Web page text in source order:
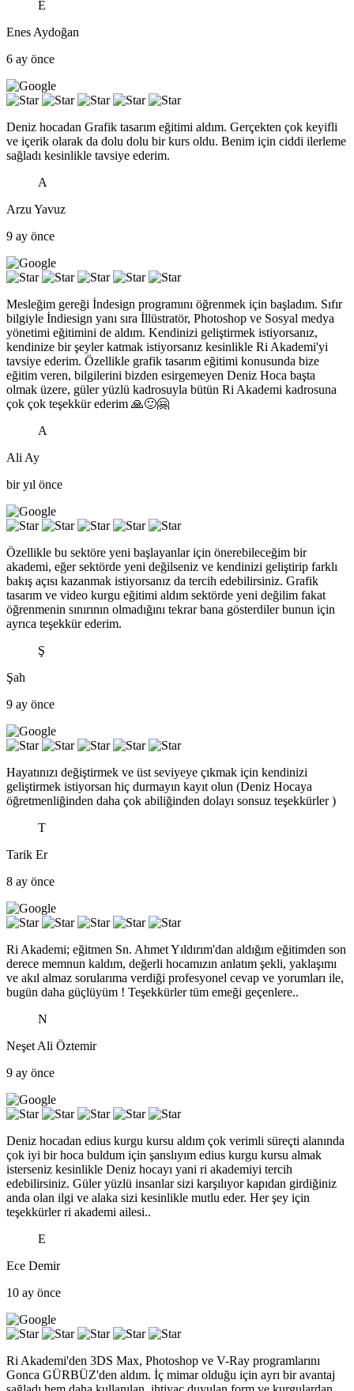
E
Enes Aydoğan
6 ay önce
Deniz hocadan Grafik tasarım eğitimi aldım. Gerçekten çok keyifli
ve içerik olarak da dolu dolu bir kurs oldu. Benim için ciddi ilerleme
sağladı kesinlikle tavsiye ederim.
A
Arzu Yavuz
9 ay önce
Mesleğim gereği İndesign programını öğrenmek için başladım. Sıfır
bilgiyle İndiesign yanı sıra İllüstratör, Photoshop ve Sosyal medya
yönetimi eğitimini de aldım. Kendinizi geliştirmek istiyorsanız,
kendinize bir şeyler katmak istiyorsanız kesinlikle Ri Akademi'yi
tavsiye ederim. Özellikle grafik tasarım eğitimi konusunda bize
eğitim veren, bilgilerini bizden esirgemeyen Deniz Hoca başta
olmak üzere, güler yüzlü kadrosuyla bütün Ri Akademi kadrosuna
çok çok teşekkür ederim 🙏🙂🤗
A
Ali Ay
bir yıl önce
Özellikle bu sektöre yeni başlayanlar için önerebileceğim bir
akademi, eğer sektörde yeni değilseniz ve kendinizi geliştirip farklı
bakış açısı kazanmak istiyorsanız da tercih edebilirsiniz. Grafik
tasarım ve video kurgu eğitimi aldım sektörde yeni değilim fakat
öğrenmenin sınırının olmadığını tekrar bana gösterdiler bunun için
ayrıca teşekkür ederim.
Ş
Şah
9 ay önce
Hayatınızı değiştirmek ve üst seviyeye çıkmak için kendinizi
geliştirmek istiyorsan hiç durmayın kayıt olun (Deniz Hocaya
öğretmenliğinden daha çok abiliğinden dolayı sonsuz teşekkürler )
T
Tarik Er
8 ay önce
Ri Akademi; eğitmen Sn. Ahmet Yıldırım'dan aldığım eğitimden son
derece memnun kaldım, değerli hocamızın anlatım şekli, yaklaşımı
ve akıl almaz sorularıma verdiği profesyonel cevap ve yorumları ile,
bugün daha güçlüyüm ! Teşekkürler tüm emeği geçenlere..
N
Neşet Ali Öztemir
9 ay önce
Deniz hocadan edius kurgu kursu aldım çok verimli süreçti alanında
çok iyi bir hoca buldum için şanslıyım edius kurgu kursu almak
isterseniz kesinlikle Deniz hocayı yani ri akademiyi tercih
edebilirsiniz. Güler yüzlü insanlar sizi karşılıyor kapıdan girdiğiniz
anda olan ilgi ve alaka sizi kesinlikle mutlu eder. Her şey için
teşekkürler ri akademi ailesi..
E
Ece Demir
10 ay önce
Ri Akademi'den 3DS Max, Photoshop ve V-Ray programlarını
Gonca GÜRBÜZ'den aldım. İç mimar olduğu için ayrı bir avantaj